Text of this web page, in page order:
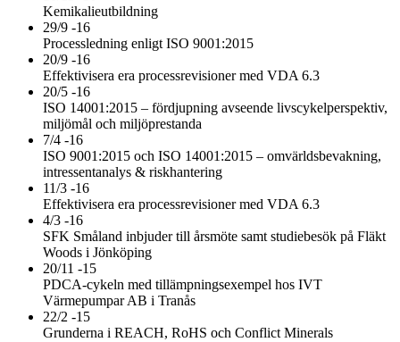
Kemikalieutbildning
29/9 -16
Processledning enligt ISO 9001:2015
20/9 -16
Effektivisera era processrevisioner med VDA 6.3
20/5 -16
ISO 14001:2015 – fördjupning avseende livscykelperspektiv,
miljömål och miljöprestanda
7/4 -16
ISO 9001:2015 och ISO 14001:2015 – omvärldsbevakning,
intressentanalys & riskhantering
11/3 -16
Effektivisera era processrevisioner med VDA 6.3
4/3 -16
SFK Småland inbjuder till årsmöte samt studiebesök på Fläkt
Woods i Jönköping
20/11 -15
PDCA-cykeln med tillämpningsexempel hos IVT
Värmepumpar AB i Tranås
22/2 -15
Grunderna i REACH, RoHS och Conflict Minerals